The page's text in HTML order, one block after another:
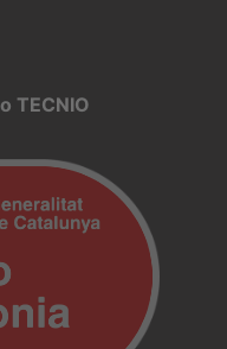
TECNIO